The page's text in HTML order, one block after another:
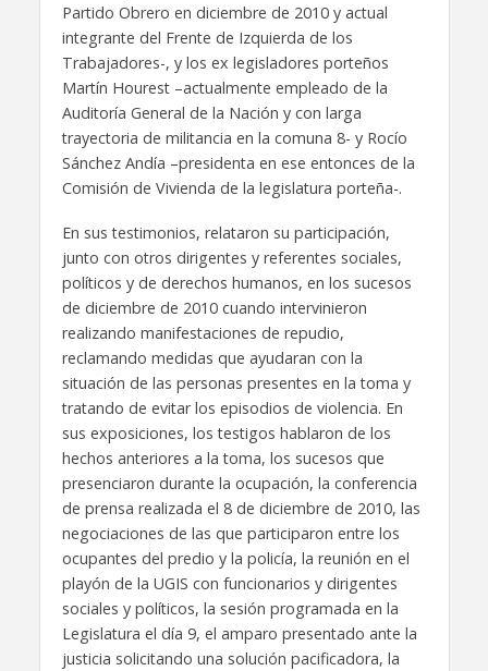
Partido Obrero en diciembre de 2010 y actual
integrante del Frente de Izquierda de los
Trabajadores-, y los ex legisladores porteños
Martín Hourest –actualmente empleado de la
Auditoría General de la Nación y con larga
trayectoria de militancia en la comuna 8- y Rocío
Sánchez Andía –presidenta en ese entonces de la
Comisión de Vivienda de la legislatura porteña-.
En sus testimonios, relataron su participación,
junto con otros dirigentes y referentes sociales,
políticos y de derechos humanos, en los sucesos
de diciembre de 2010 cuando intervinieron
realizando manifestaciones de repudio,
reclamando medidas que ayudaran con la
situación de las personas presentes en la toma y
tratando de evitar los episodios de violencia. En
sus exposiciones, los testigos hablaron de los
hechos anteriores a la toma, los sucesos que
presenciaron durante la ocupación, la conferencia
de prensa realizada el 8 de diciembre de 2010, las
negociaciones de las que participaron entre los
ocupantes del predio y la policía, la reunión en el
playón de la UGIS con funcionarios y dirigentes
sociales y políticos, la sesión programada en la
Legislatura el día 9, el amparo presentado ante la
justicia solicitando una solución pacificadora, la